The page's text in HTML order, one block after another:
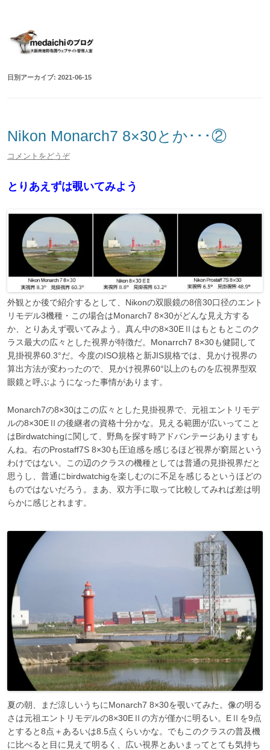
日別アーカイブ: 2021-06-15
Nikon Monarch7 8×30とか･･･②
コメントをどうぞ
とりあえずは覗いてみよう
外観とか後で紹介するとして、Nikonの双眼鏡の8倍30口径のエント
リモデル3機種・この場合はMonarch7 8×30がどんな見え方する
か、とりあえず覗いてみよう。真ん中の8×30EⅡはもともとこのク
ラス最大の広々とした視界が特徴だ。Monarrch7 8×30も健闘して
見掛視界60.3°だ。今度のISO規格と新JIS規格では、見かけ視界の
算出方法が変わったので、見かけ視界60°以上のものを広視界型双
眼鏡と呼ぶようになった事情があります。
Monarch7の8×30はこの広々とした見掛視界で、元祖エントリモデ
ルの8×30EⅡの後継者の資格十分かな。見える範囲が広いってこと
はBirdwatchingに関して、野鳥を探す時アドバンテージありますも
んね。右のProstaff7S 8×30も圧迫感を感じるほど視界が窮屈という
わけではない。この辺のクラスの機種としては普通の見掛視界だと
思うし、普通にbirdwatchigを楽しむのに不足を感じるというほどの
ものではないだろう。まあ、双方手に取って比較してみれば差は明
らかに感じとれます。
夏の朝、まだ涼しいうちにMonarch7 8×30を覗いてみた。像の明る
さは元祖エントリモデルの8×30EⅡの方が僅かに明るい。EⅡを9点
とすると8点＋あるいは8.5点くらいかな。でもこのクラスの普及機
に比べると目に見えて明るく、広い視界とあいまってとても気持ち